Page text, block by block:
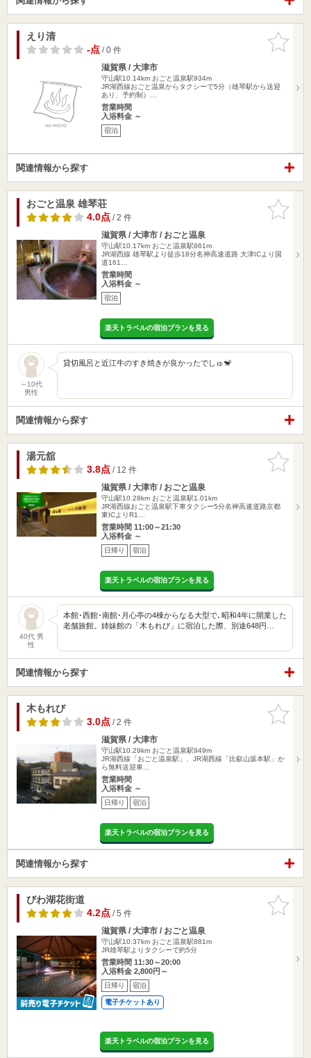
お気に入
りに追加
えり清
-点/ 0 件
滋賀県 / 大津市
守山駅10.14km おごと温泉駅934m
JR湖西線おごと温泉からタクシーで5分（雄琴駅から送迎
あり、予約制）…
営業時間
入浴料金 ～
宿泊
関連情報から探す
お気に入
りに追加
おごと温泉 雄琴荘
4.0点/ 2 件
滋賀県 / 大津市 / おごと温泉
守山駅10.17km おごと温泉駅861m
JR湖西線 雄琴駅より徒歩18分名神高速道路 大津ICより国
道161…
営業時間
入浴料金 ～
宿泊
楽天トラベルの宿泊プランを見る
～10代
男性
貸切風呂と近江牛のすき焼きが良かったでしゅ🐒
関連情報から探す
お気に入
りに追加
湯元舘
3.8点/ 12 件
滋賀県 / 大津市 / おごと温泉
守山駅10.28km おごと温泉駅1.01km
JR湖西線おごと温泉駅下車タクシー5分名神高速道路京都
東ICよりR1…
営業時間 11:00～21:30
入浴料金 ～
日帰り 宿泊
楽天トラベルの宿泊プランを見る
40代 男
性
本館･西館･南館･月心亭の4棟からなる大型で､昭和4年に開業した
老舗旅館。姉妹館の「木もれび」に宿泊した際、別途648円…
関連情報から探す
お気に入
りに追加
木もれび
3.0点/ 2 件
滋賀県 / 大津市
守山駅10.29km おごと温泉駅949m
JR湖西線「おごと温泉駅」、JR湖西線「比叡山坂本駅」か
ら無料送迎車…
営業時間
入浴料金 ～
日帰り 宿泊
楽天トラベルの宿泊プランを見る
関連情報から探す
お気に入
りに追加
びわ湖花街道
4.2点/ 5 件
滋賀県 / 大津市 / おごと温泉
守山駅10.37km おごと温泉駅881m
JR雄琴駅よりタクシーで約5分
営業時間 11:30～20:00
入浴料金 2,800円～
日帰り 宿泊
電子チケットあり
楽天トラベルの宿泊プランを見る